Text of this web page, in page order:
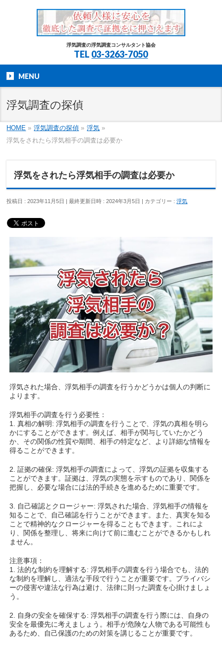
浮気調査の浮気調査コンサルタント協会
TEL 03-3263-7050
MENU
浮気調査の探偵
HOME » 浮気調査の探偵 » 浮気 »
浮気をされたら浮気相手の調査は必要か
浮気をされたら浮気相手の調査は必要か
投稿日 : 2023年11月5日 最終更新日時 : 2024年3月5日 カテゴリー :浮気
浮気された場合、浮気相手の調査を行うかどうかは個人の判断に
よります。
浮気相手の調査を行う必要性：
1. 真相の解明: 浮気相手の調査を行うことで、浮気の真相を明ら
かにすることができます。例えば、相手が関与していたかどう
か、その関係の性質や期間、相手の特定など、より詳細な情報を
得ることができます。
2. 証拠の確保: 浮気相手の調査によって、浮気の証拠を収集する
ことができます。証拠は、浮気の実態を示すものであり、関係を
把握し、必要な場合には法的手続きを進めるために重要です。
3. 自己確認とクロージャー: 浮気された場合、浮気相手の情報を
知ることで、自己確認を行うことができます。また、真実を知る
ことで精神的なクロージャーを得ることもできます。これによ
り、関係を整理し、将来に向けて前に進むことができるかもしれ
ません。
注意事項：
1. 法的な制約を理解する: 浮気相手の調査を行う場合でも、法的
な制約を理解し、適法な手段で行うことが重要です。プライバシ
ーの侵害や違法な行為は避け、法律に則った調査を心掛けましょ
う。
2. 自身の安全を確保する: 浮気相手の調査を行う際には、自身の
安全を最優先に考えましょう。相手が危険な人物である可能性も
あるため、自己保護のための対策を講じることが重要です。